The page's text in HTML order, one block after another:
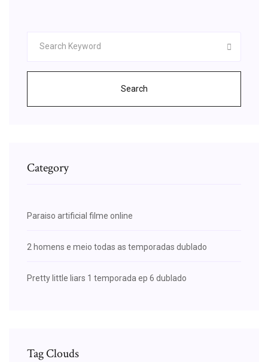
Search
Category
Paraiso artificial filme online
2 homens e meio todas as temporadas dublado
Pretty little liars 1 temporada ep 6 dublado
Tag Clouds